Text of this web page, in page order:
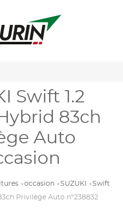
Swift 1.2
83ch
Auto
occasion SUZUKI
Swift
Privilège Auto n°238832